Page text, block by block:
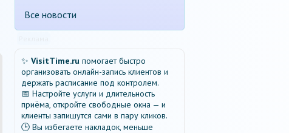
Все новости
✨ VisitTime.ru помогает быстро
организовать онлайн-запись клиентов и
держать расписание под контролем.
📅 Настройте услуги и длительность
приёма, откройте свободные окна — и
клиенты запишутся сами в пару кликов.
🕒 Вы избегаете накладок, меньше